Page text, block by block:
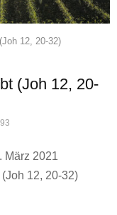
12, 20-32)
(Joh 12, 20-
März 2021
12, 20-32)